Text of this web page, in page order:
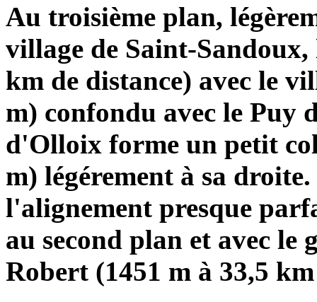
Au troisième plan,
village de Saint-
km de distance) avec le
m) confondu avec le Puy
d'Olloix forme un petit
m) légérement à sa
l'alignement presque
au second plan et avec
Robert (1451 m à 33,5